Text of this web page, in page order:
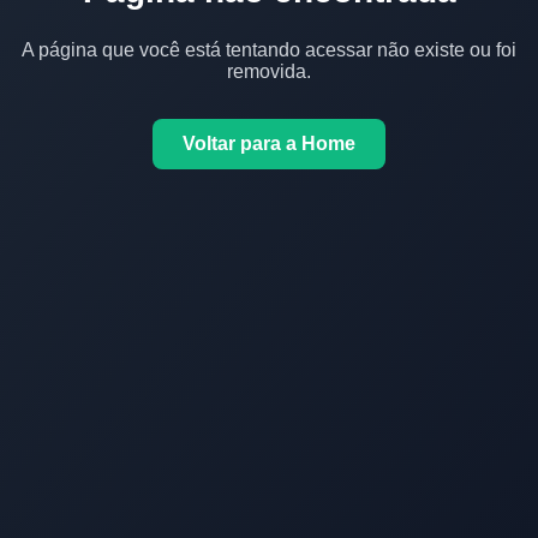
A página que você está tentando acessar não existe ou foi
removida.
Voltar para a Home